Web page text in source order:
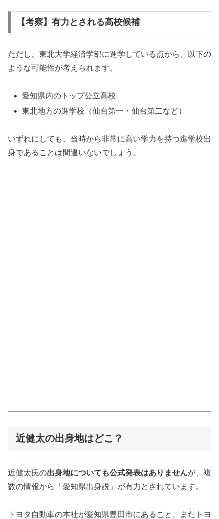
【考察】有力とされる高校候補
ただし、東北大学経済学部に進学している点から、以下の
ような可能性が考えられます。
愛知県内のトップ公立高校
東北地方の進学校（仙台第一・仙台第二など）
いずれにしても、当時から非常に高い学力を持つ進学校出
身であることは間違いないでしょう。
近健太の出身地はどこ？
近健太氏の出身地についても公式発表はありませんが、複
数の情報から「愛知県出身説」が有力とされています。
トヨタ自動車の本社が愛知県豊田市にあること、またトヨ